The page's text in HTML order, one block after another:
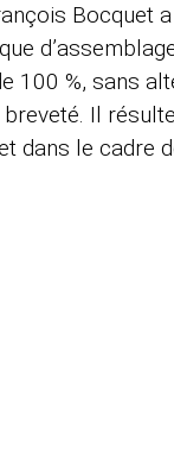
Bocquet
100 %, sans
Il
dans le cadre